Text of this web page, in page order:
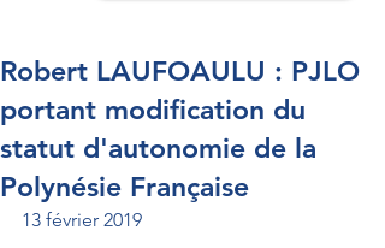
Robert LAUFOAULU : PJLO
portant modification du
statut d'autonomie de la
Polynésie Française
13 février 2019